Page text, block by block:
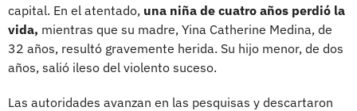
capital. En el atentado, una niña de cuatro años perdió la
vida, mientras que su madre, Yina Catherine Medina, de
32 años, resultó gravemente herida. Su hijo menor, de dos
años, salió ileso del violento suceso.
Las autoridades avanzan en las pesquisas y descartaron